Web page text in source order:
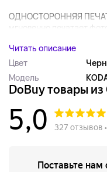
ОДНОСТОРОННЯЯ
мгновенно печатает
Читать описание
Цвет
Модель